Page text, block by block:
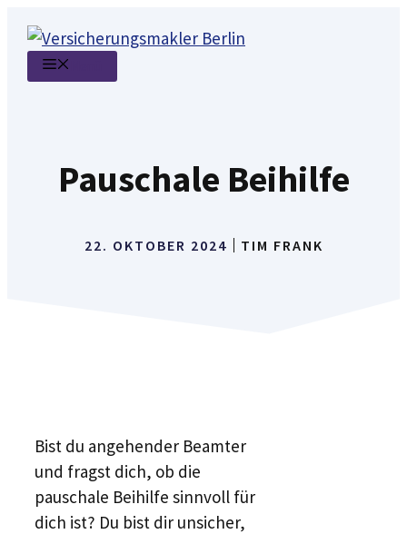
Inhalt
springen
Pauschale Beihilfe
22. OKTOBER 2024 TIM FRANK
Bist du angehender Beamter
und fragst dich, ob die
pauschale Beihilfe sinnvoll für
dich ist? Du bist dir unsicher,